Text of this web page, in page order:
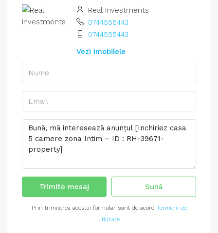
Real Investments
0744555443
0744555443
Vezi imobilele
Trimite mesaj Sună
Prin trimiterea acestui formular sunt de acord Termeni de
utilizare